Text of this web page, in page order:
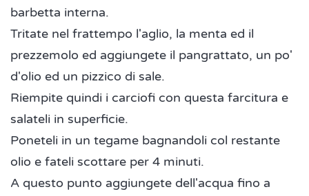
barbetta interna.
Tritate nel frattempo l'aglio, la menta ed il
prezzemolo ed aggiungete il pangrattato, un po'
d'olio ed un pizzico di sale.
Riempite quindi i carciofi con questa farcitura e
salateli in superficie.
Poneteli in un tegame bagnandoli col restante
olio e fateli scottare per 4 minuti.
A questo punto aggiungete dell'acqua fino a